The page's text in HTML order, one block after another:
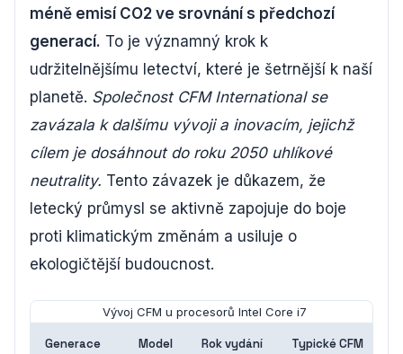
méně emisí CO2 ve srovnání s předchozí
generací. To je významný krok k
udržitelnějšímu letectví, které je šetrnější k naší
planetě. Společnost CFM International se
zavázala k dalšímu vývoji a inovacím, jejichž
cílem je dosáhnout do roku 2050 uhlíkové
neutrality. Tento závazek je důkazem, že
letecký průmysl se aktivně zapojuje do boje
proti klimatickým změnám a usiluje o
ekologičtější budoucnost.
Vývoj CFM u procesorů Intel Core i7
Generace Model Rok vydání Typické CFM